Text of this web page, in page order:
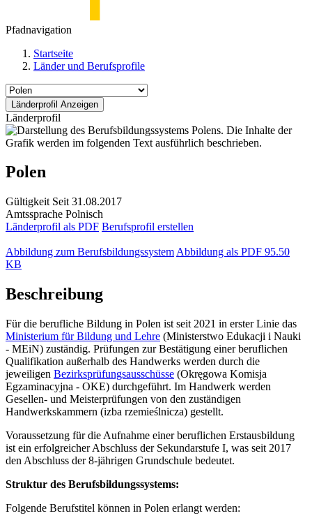
Pfadnavigation
Startseite
Länder und Berufsprofile
Länderprofil
Polen
Gültigkeit Seit 31.08.2017
Amtssprache Polnisch
Länderprofil als PDF Berufsprofil erstellen
Abbildung zum Berufsbildungssystem Abbildung als PDF 95.50
KB
Beschreibung
Für die berufliche Bildung in Polen ist seit 2021 in erster Linie das
Ministerium für Bildung und Lehre (Ministerstwo Edukacji i Nauki
- MEiN) zuständig. Prüfungen zur Bestätigung einer beruflichen
Qualifikation außerhalb des Handwerks werden durch die
jeweiligen Bezirksprüfungsausschüsse (Okręgowa Komisja
Egzaminacyjna - OKE) durchgeführt. Im Handwerk werden
Gesellen- und Meisterprüfungen von den zuständigen
Handwerkskammern (izba rzemieślnicza) gestellt.
Voraussetzung für die Aufnahme einer beruflichen Erstausbildung
ist ein erfolgreicher Abschluss der Sekundarstufe I, was seit 2017
den Abschluss der 8-jährigen Grundschule bedeutet.
Struktur des Berufsbildungssystems:
Folgende Berufstitel können in Polen erlangt werden: